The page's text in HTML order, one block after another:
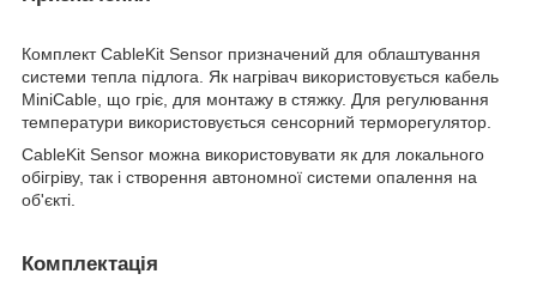
Комплект CableKit Sensor призначений для облаштування
системи тепла підлога. Як нагрівач використовується кабель
MiniCable, що гріє, для монтажу в стяжку. Для регулювання
температури використовується сенсорний терморегулятор.
CableKit Sensor можна використовувати як для локального
обігріву, так і створення автономної системи опалення на
об'єкті.
Комплектація